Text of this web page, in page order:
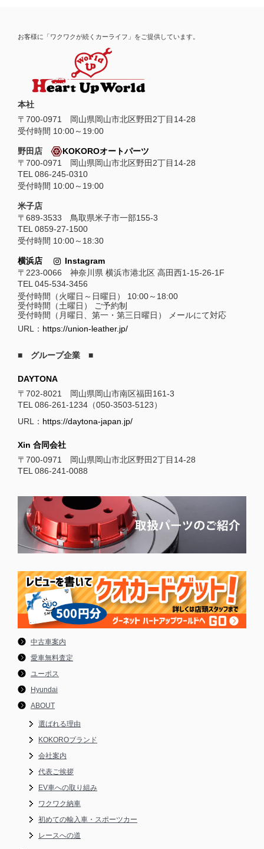
お客様に「ワクワクが続くカーライフ」をご提供しています。
本社
〒 700-0971 岡山県岡山市北区野田2丁目14-28
受付時間 10:00～19:00
野田店
KOKOROオートパーツ
〒700-0971 岡山県岡山市北区野田2丁目14-28
TEL 086-245-0310
受付時間 10:00～19:00
米子店
〒689-3533 鳥取県米子市一部155-3
TEL 0859-27-1500
受付時間 10:00～18:30
横浜店
Instagram
〒223-0066 神奈川県 横浜市港北区 高田西1-15-26-1F
TEL 045-534-3456
受付時間（火曜日～日曜日） 10:00～18:00
受付時間（土曜日） ご予約制
受付時間（月曜日、第一・第三日曜日） メールにて対応
URL： https://union-leather.jp/
■ グループ企業 ■
DAYTONA
〒702-8021 岡山県岡山市南区福田161-3
TEL 086-261-1234（050-3503-5123）
URL： https://daytona-japan.jp/
Xin 合同会社
〒700-0971 岡山県岡山市北区野田2丁目14-28
TEL 086-241-0088
中古車案内
愛車無料査定
ユーポス
Hyundai
ABOUT
選ばれる理由
KOKOROブランド
会社案内
代表ご挨拶
EV車への取り組み
ワクワク納車
初めての輸入車・スポーツカー
レースへの道